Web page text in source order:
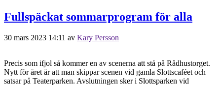
Fullspäckat sommarprogram för alla
30 mars 2023 14:11 av Kary Persson
Precis som ifjol så kommer en av scenerna att stå på Rådhustorget.
Nytt för året är att man skippar scenen vid gamla Slottscaféet och
satsar på Teaterparken. Avslutningen sker i Slottsparken vid